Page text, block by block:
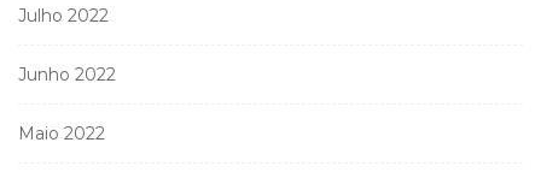
Julho 2022
Junho 2022
Maio 2022